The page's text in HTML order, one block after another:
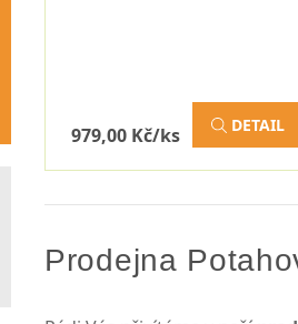
979,00 Kč/ks DETAIL
Prodejna